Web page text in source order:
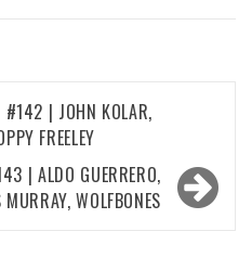
| JOHN KOLAR,
FREELEY
| ALDO GUERRERO,
MURRAY, WOLFBONES